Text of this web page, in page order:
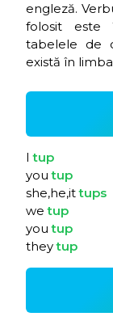
engleză.
folosit este
tabelele de
există în
Itup
youtup
she,he,ittups
wetup
youtup
theytup